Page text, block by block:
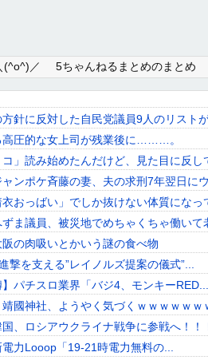
(^o^)／ 5ちゃんねるまとめのまとめ
針に反対した自民党議員9人のリスト
高圧的な女上司が残業後に………。
」読み始めたんだけど、見た目に反し
ャンポケ斉藤の妻、夫の求刑7年翌日に
おっばい」でしか抜けない体質になっ
ずま議員、被災地でめちゃくちゃ働いて
阪の肉吸いとかいう謎の食べ物
撃を支える”レイノルズ提案の儀式”...
】パチスロ業界「バジ4、モンキーRED...
靖國神社、ようやく気づくｗｗｗｗｗｗ
国、ロシアウクライナ戦争に参戦へ！！
電力Looop「19-21時電力無料の...
てな私用 ＼(^o^)／
るまとめのまとめ
るまとめのまとめ
ト速報＋